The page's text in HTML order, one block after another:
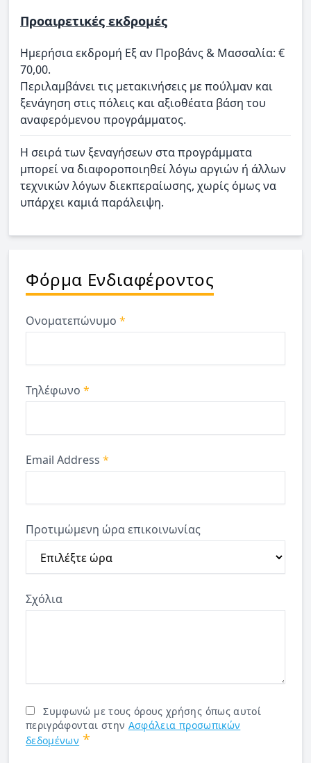
Προαιρετικές εκδρομές
Ημερήσια εκδρομή Εξ αν Προβάνς & Μασσαλία: €
70,00.
Περιλαμβάνει τις μετακινήσεις με πούλμαν και
ξενάγηση στις πόλεις και αξιοθέατα βάση του
αναφερόμενου προγράμματος.
Η σειρά των ξεναγήσεων στα προγράμματα
μπορεί να διαφοροποιηθεί λόγω αργιών ή άλλων
τεχνικών λόγων διεκπεραίωσης, χωρίς όμως να
υπάρχει καμιά παράλειψη.
Φόρμα Ενδιαφέροντος
Ονοματεπώνυμο *
Τηλέφωνο *
Email Address *
Προτιμώμενη ώρα επικοινωνίας
Σχόλια
Συμφωνώ με τους όρους χρήσης όπως αυτοί
περιγράφονται στην Ασφάλεια προσωπικών
δεδομένων *